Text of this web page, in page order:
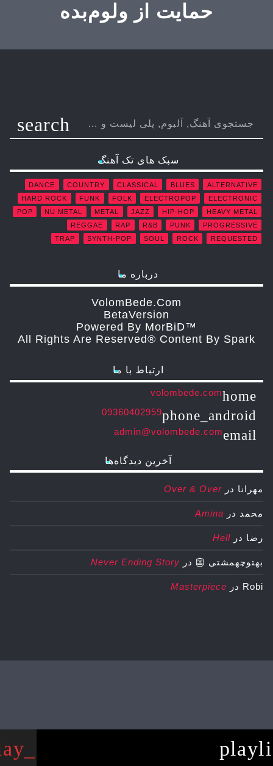
حمایت از ولوم‌بده
search
سبک های تک آهنگ
ALTERNATIVE
BLUES
CLASSICAL
COUNTRY
DANCE
ELECTRONIC
ELECTROPOP
FOLK
FUNK
HARD ROCK
HEAVY METAL
HIP-HOP
JAZZ
METAL
NU METAL
POP
PROGRESSIVE
PUNK
R&B
RAP
REGGAE
REQUESTED
ROCK
SOUL
SYNTH-POP
TRAP
درباره ما
VolomBede.com
ΒetaVersion
Powered By MorBiD™
All Rights Are Reserved® Content By Spark
ارتباط با ما
home
volombede.com
phone_android
09360402959
email
admin@volombede.com
آخرین دیدگاه‌ها
مهرانا در Over & Over
محمد در Amina
رضا در Hell
بهتوچهمشتی 👺 در Never Ending Story
Robi در Masterpiece